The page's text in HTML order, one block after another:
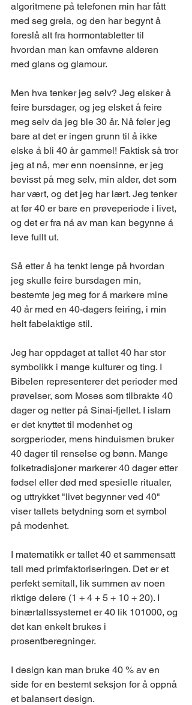
algoritmene på telefonen min har fått
med seg greia, og den har begynt å
foreslå alt fra hormontabletter til
hvordan man kan omfavne alderen
med glans og glamour.
Men hva tenker jeg selv? Jeg elsker å
feire bursdager, og jeg elsket å feire
meg selv da jeg ble 30 år. Nå føler jeg
bare at det er ingen grunn til å ikke
elske å bli 40 år gammel! Faktisk så tror
jeg at nå, mer enn noensinne, er jeg
bevisst på meg selv, min alder, det som
har vært, og det jeg har lært. Jeg tenker
at før 40 er bare en prøveperiode i livet,
og det er fra nå av man kan begynne å
leve fullt ut.
Så etter å ha tenkt lenge på hvordan
jeg skulle feire bursdagen min,
bestemte jeg meg for å markere mine
40 år med en 40-dagers feiring, i min
helt fabelaktige stil.
Jeg har oppdaget at tallet 40 har stor
symbolikk i mange kulturer og ting. I
Bibelen representerer det perioder med
prøvelser, som Moses som tilbrakte 40
dager og netter på Sinai-fjellet. I islam
er det knyttet til modenhet og
sorgperioder, mens hinduismen bruker
40 dager til renselse og bønn. Mange
folketradisjoner markerer 40 dager etter
fødsel eller død med spesielle ritualer,
og uttrykket "livet begynner ved 40"
viser tallets betydning som et symbol
på modenhet.
I matematikk er tallet 40 et sammensatt
tall med primfaktoriseringen. Det er et
perfekt semitall, lik summen av noen
riktige delere (1 + 4 + 5 + 10 + 20). I
binærtallssystemet er 40 lik 101000, og
det kan enkelt brukes i
prosentberegninger.
I design kan man bruke 40 % av en
side for en bestemt seksjon for å oppnå
et balansert design.